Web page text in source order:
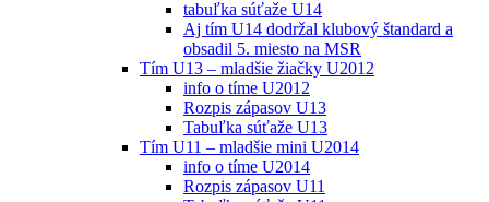
tabuľka súťaže U14
Aj tím U14 dodržal klubový štandard a
obsadil 5. miesto na MSR
Tím U13 – mladšie žiačky U2012
info o tíme U2012
Rozpis zápasov U13
Tabuľka súťaže U13
Tím U11 – mladšie mini U2014
info o tíme U2014
Rozpis zápasov U11